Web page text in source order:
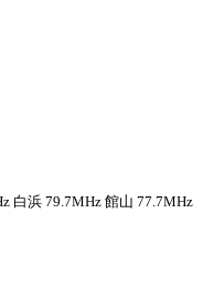
白浜 79.7MHz 館山 77.7MHz